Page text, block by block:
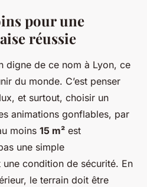
pour une
réussie
digne de ce nom à Lyon, ce
du monde. C’est penser
et surtout, choisir un
animations gonflables, par
moins 15 m² est
une simple
une condition de sécurité. En
le terrain doit être